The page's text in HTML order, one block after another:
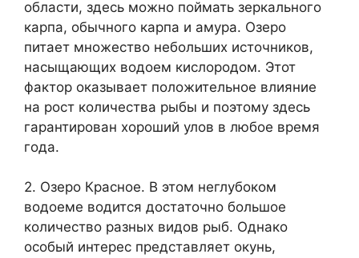
области, здесь можно поймать зеркального
карпа, обычного карпа и амура. Озеро
питает множество небольших источников,
насыщающих водоем кислородом. Этот
фактор оказывает положительное влияние
на рост количества рыбы и поэтому здесь
гарантирован хороший улов в любое время
года.
2. Озеро Красное. В этом неглубоком
водоеме водится достаточно большое
количество разных видов рыб. Однако
особый интерес представляет окунь,